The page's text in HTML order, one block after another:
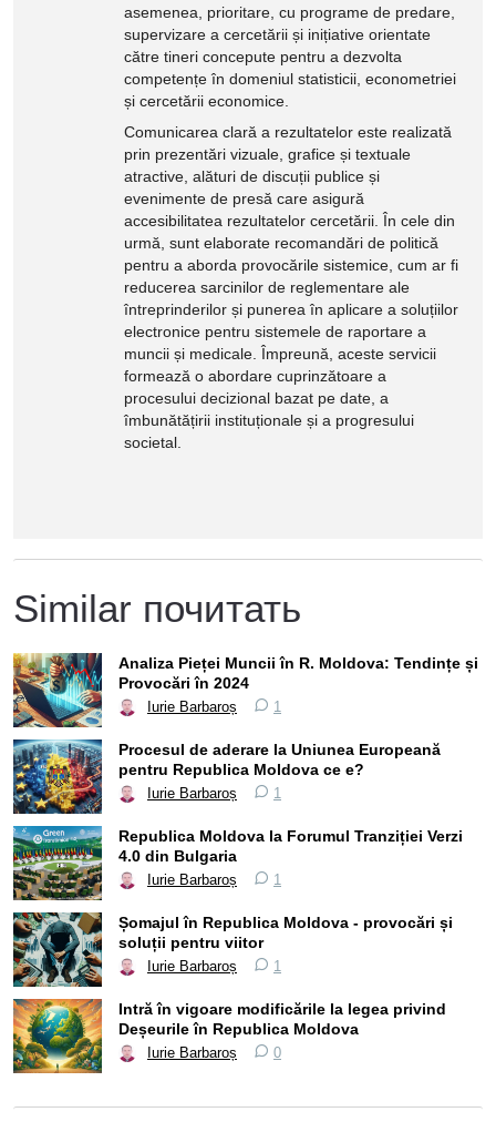
asemenea, prioritare, cu programe de predare,
supervizare a cercetării și inițiative orientate
către tineri concepute pentru a dezvolta
competențe în domeniul statisticii, econometriei
și cercetării economice.
Comunicarea clară a rezultatelor este realizată
prin prezentări vizuale, grafice și textuale
atractive, alături de discuții publice și
evenimente de presă care asigură
accesibilitatea rezultatelor cercetării. În cele din
urmă, sunt elaborate recomandări de politică
pentru a aborda provocările sistemice, cum ar fi
reducerea sarcinilor de reglementare ale
întreprinderilor și punerea în aplicare a soluțiilor
electronice pentru sistemele de raportare a
muncii și medicale. Împreună, aceste servicii
formează o abordare cuprinzătoare a
procesului decizional bazat pe date, a
îmbunătățirii instituționale și a progresului
societal.
Similar почитать
Analiza Pieței Muncii în R. Moldova: Tendințe și
Provocări în 2024
Iurie Barbaroș 1
Procesul de aderare la Uniunea Europeană
pentru Republica Moldova ce e?
Iurie Barbaroș 1
Republica Moldova la Forumul Tranziției Verzi
4.0 din Bulgaria
Iurie Barbaroș 1
Șomajul în Republica Moldova - provocări și
soluții pentru viitor
Iurie Barbaroș 1
Intră în vigoare modificările la legea privind
Deșeurile în Republica Moldova
Iurie Barbaroș 0